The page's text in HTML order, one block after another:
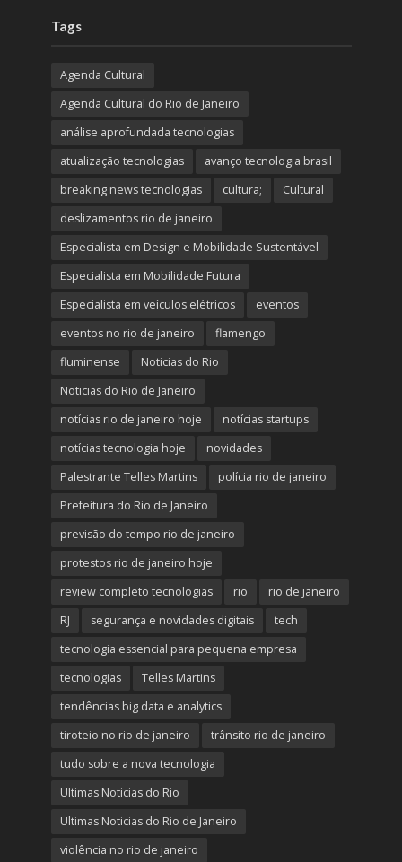
Tags
Agenda Cultural
Agenda Cultural do Rio de Janeiro
análise aprofundada tecnologias
atualização tecnologias
avanço tecnologia brasil
breaking news tecnologias
cultura;
Cultural
deslizamentos rio de janeiro
Especialista em Design e Mobilidade Sustentável
Especialista em Mobilidade Futura
Especialista em veículos elétricos
eventos
eventos no rio de janeiro
flamengo
fluminense
Noticias do Rio
Noticias do Rio de Janeiro
notícias rio de janeiro hoje
notícias startups
notícias tecnologia hoje
novidades
Palestrante Telles Martins
polícia rio de janeiro
Prefeitura do Rio de Janeiro
previsão do tempo rio de janeiro
protestos rio de janeiro hoje
review completo tecnologias
rio
rio de janeiro
RJ
segurança e novidades digitais
tech
tecnologia essencial para pequena empresa
tecnologias
Telles Martins
tendências big data e analytics
tiroteio no rio de janeiro
trânsito rio de janeiro
tudo sobre a nova tecnologia
Ultimas Noticias do Rio
Ultimas Noticias do Rio de Janeiro
violência no rio de janeiro